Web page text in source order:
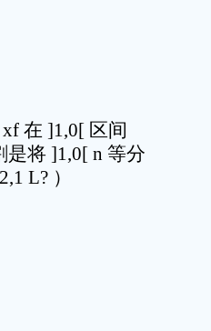
在 ]1,0[ 区间
将 ]1,0[ n 等分
L? ）